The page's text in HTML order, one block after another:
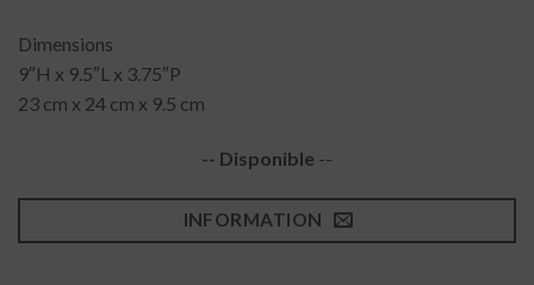
Dimensions
9″H x 9.5″L x 3.75″P
23 cm x 24 cm x 9.5 cm
-- Disponible --
INFORMATION